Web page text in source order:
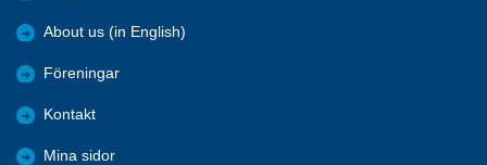
About us (in English)
Föreningar
Kontakt
Mina sidor